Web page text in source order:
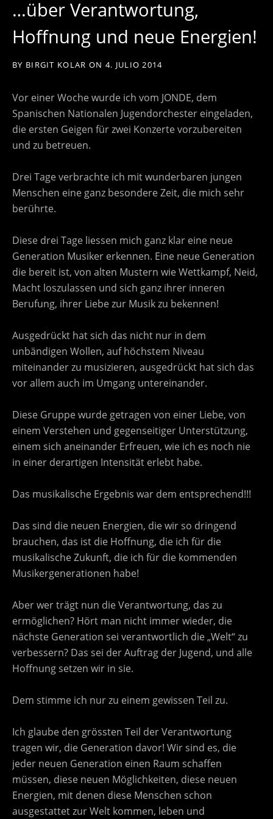
…über Verantwortung,
Hoffnung und neue Energien!
BY BIRGIT KOLAR ON 4. JULIO 2014
Vor einer Woche wurde ich vom JONDE, dem
Spanischen Nationalen Jugendorchester eingeladen,
die ersten Geigen für zwei Konzerte vorzubereiten
und zu betreuen.
Drei Tage verbrachte ich mit wunderbaren jungen
Menschen eine ganz besondere Zeit, die mich sehr
berührte.
Diese drei Tage liessen mich ganz klar eine neue
Generation Musiker erkennen. Eine neue Generation
die bereit ist, von alten Mustern wie Wettkampf, Neid,
Macht loszulassen und sich ganz ihrer inneren
Berufung, ihrer Liebe zur Musik zu bekennen!
Ausgedrückt hat sich das nicht nur in dem
unbändigen Wollen, auf höchstem Niveau
miteinander zu musizieren, ausgedrückt hat sich das
vor allem auch im Umgang untereinander.
Diese Gruppe wurde getragen von einer Liebe, von
einem Verstehen und gegenseitiger Unterstützung,
einem sich aneinander Erfreuen, wie ich es noch nie
in einer derartigen Intensität erlebt habe.
Das musikalische Ergebnis war dem entsprechend!!!
Das sind die neuen Energien, die wir so dringend
brauchen, das ist die Hoffnung, die ich für die
musikalische Zukunft, die ich für die kommenden
Musikergenerationen habe!
Aber wer trägt nun die Verantwortung, das zu
ermöglichen? Hört man nicht immer wieder, die
nächste Generation sei verantwortlich die „Welt“ zu
verbessern? Das sei der Auftrag der Jugend, und alle
Hoffnung setzen wir in sie.
Dem stimme ich nur zu einem gewissen Teil zu.
Ich glaube den grössten Teil der Verantwortung
tragen wir, die Generation davor! Wir sind es, die
jeder neuen Generation einen Raum schaffen
müssen, diese neuen Möglichkeiten, diese neuen
Energien, mit denen diese Menschen schon
ausgestattet zur Welt kommen, leben und